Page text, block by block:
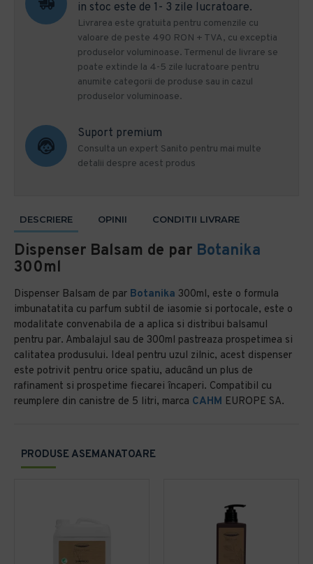
in stoc este de 1- 3 zile lucratoare.
Livrarea este gratuita pentru comenzile cu
valoare de peste 490 RON + TVA, cu exceptia
produselor voluminoase. Termenul de livrare se
poate extinde la 4-5 zile lucratoare pentru
anumite categorii de produse sau in cazul
produselor voluminoase.
Suport premium
Consulta un expert Sanito pentru mai multe
detalii despre acest produs
PRODUSE ASEMANATOARE
DESCRIERE OPINII CONDITII LIVRARE
Dispenser Balsam de par Botanika
300ml
Dispenser Balsam de par Botanika 300ml, este o formula
imbunatatita cu parfum subtil de iasomie si portocale, este o
modalitate convenabila de a aplica si distribui balsamul
pentru par. Ambalajul sau de 300ml pastreaza prospetimea si
calitatea produsului. Ideal pentru uzul zilnic, acest dispenser
este potrivit pentru orice spatiu, aducând un plus de
rafinament si prospetime fiecarei încaperi. Compatibil cu
reumplere din canistre de 5 litri, marca CAHM EUROPE SA.